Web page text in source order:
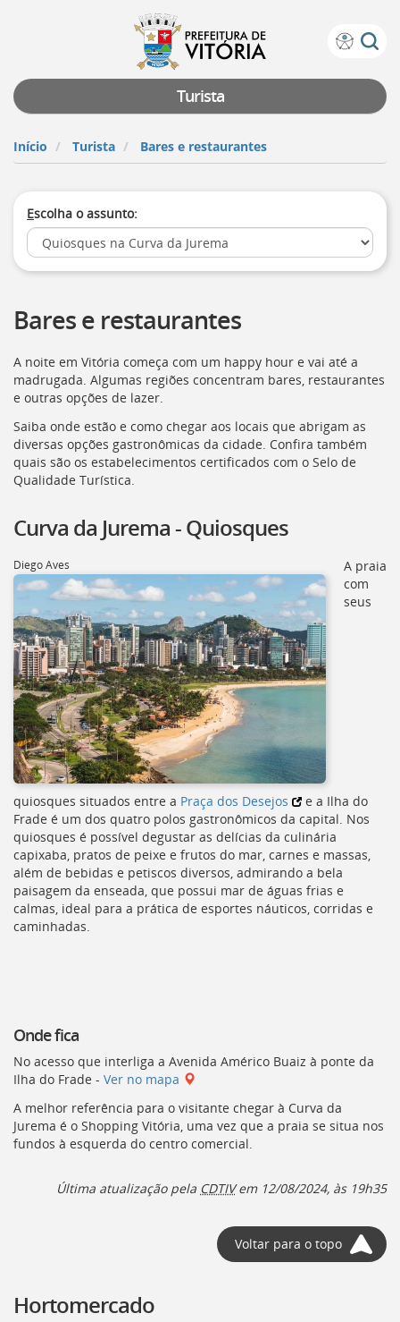
Prefeitura
Vitória
teclado:
para
a
de
instruções
de
acessibilidade
[]
a
inicial
do
Portal
Ir
para
o
Portal
Serviços
[]
para
a
lista
de
secretarias
[]
Ir
para
a
página
de
legislação
[]
Ir
para
a
listagem
de
notícias
[]
Ir
[]
Ir
para
busca
[]
Voltar
início
Turista
Início Turista Bares e restaurantes
Escolha o assunto:
Bares e restaurantes
A noite em Vitória começa com um happy hour e vai até a
madrugada. Algumas regiões concentram bares, restaurantes
e outras opções de lazer.
Saiba onde estão e como chegar aos locais que abrigam as
diversas opções gastronômicas da cidade. Confira também
quais são os estabelecimentos certificados com o Selo de
Qualidade Turística.
Curva da Jurema - Quiosques
Diego Aves
A praia
com
seus
quiosques situados entre a Praça dos Desejos
e a Ilha do
Frade é um dos quatro polos gastronômicos da capital. Nos
quiosques é possível degustar as delícias da culinária
capixaba, pratos de peixe e frutos do mar, carnes e massas,
além de bebidas e petiscos diversos, admirando a bela
paisagem da enseada, que possui mar de águas frias e
calmas, ideal para a prática de esportes náuticos, corridas e
caminhadas.
Onde fica
No acesso que interliga a Avenida Américo Buaiz à ponte da
Ilha do Frade - Ver no mapa
A melhor referência para o visitante chegar à Curva da
Jurema é o Shopping Vitória, uma vez que a praia se situa nos
fundos à esquerda do centro comercial.
Última atualização pela CDTIVem 12/08/2024, às 19h35
Voltar para o topo
Hortomercado